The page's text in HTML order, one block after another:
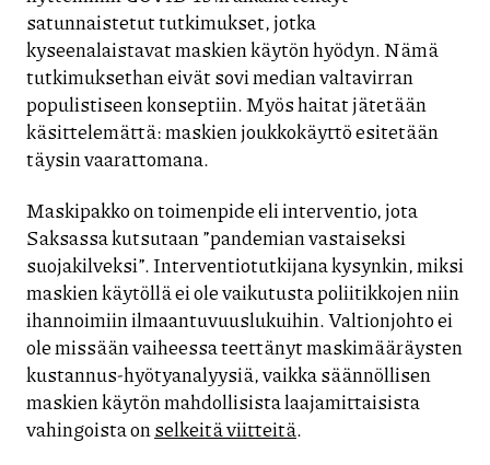
satunnaistetut tutkimukset, jotka
kyseenalaistavat maskien käytön hyödyn. Nämä
tutkimuksethan eivät sovi median valtavirran
populistiseen konseptiin. Myös haitat jätetään
käsittelemättä: maskien joukkokäyttö esitetään
täysin vaarattomana.
Maskipakko on toimenpide eli interventio, jota
Saksassa kutsutaan ”pandemian vastaiseksi
suojakilveksi”. Interventiotutkijana kysynkin, miksi
maskien käytöllä ei ole vaikutusta poliitikkojen niin
ihannoimiin ilmaantuvuuslukuihin. Valtionjohto ei
ole missään vaiheessa teettänyt maskimääräysten
kustannus-hyötyanalyysiä, vaikka säännöllisen
maskien käytön mahdollisista laajamittaisista
vahingoista onselkeitä viitteitä.